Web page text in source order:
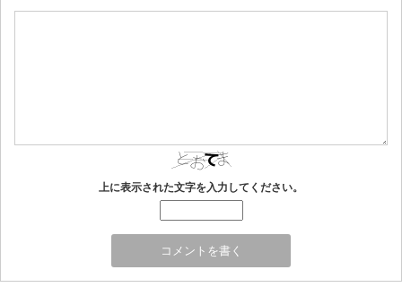
上に表示された文字を入力してください。